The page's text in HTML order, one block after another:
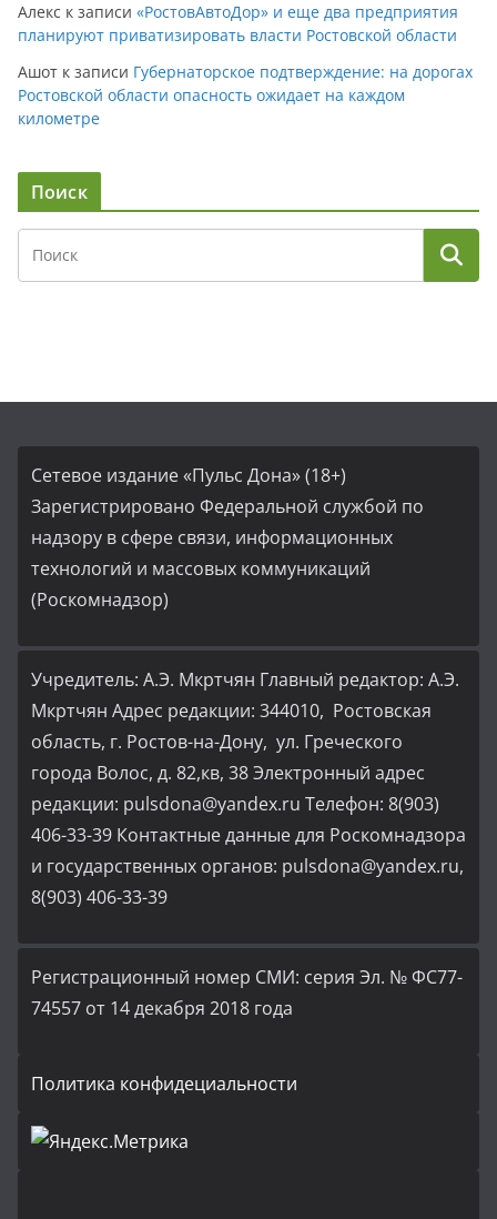
Алекс к записи «РостовАвтоДор» и еще два предприятия
планируют приватизировать власти Ростовской области
Ашот к записи Губернаторское подтверждение: на дорогах
Ростовской области опасность ожидает на каждом
километре
Поиск
Сетевое издание «Пульс Дона» (18+)
Зарегистрировано Федеральной службой по
надзору в сфере связи, информационных
технологий и массовых коммуникаций
(Роскомнадзор)
Учредитель: А.Э. Мкртчян Главный редактор: А.Э.
Мкртчян Адрес редакции: 344010, Ростовская
область, г. Ростов-на-Дону, ул. Греческого
города Волос, д. 82,кв, 38 Электронный адрес
редакции: pulsdona@yandex.ru Телефон: 8(903)
406-33-39 Контактные данные для Роскомнадзора
и государственных органов: pulsdona@yandex.ru,
8(903) 406-33-39
Регистрационный номер СМИ: серия Эл. № ФС77-
74557 от 14 декабря 2018 года
Политика конфидециальности